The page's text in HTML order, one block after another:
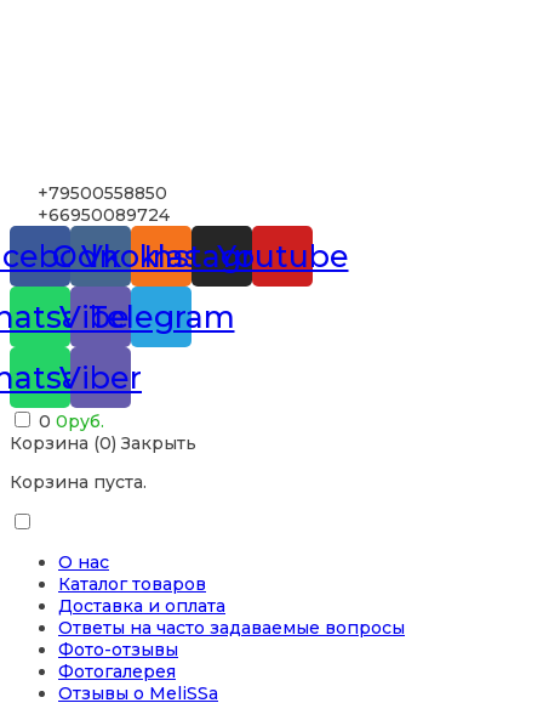
+79500558850
+66950089724
Vk
Odnoklassniki
Instagram
Youtube
Viber
Telegram
Viber
0 0руб.
Корзина (0) Закрыть
Корзина пуста.
О нас
Каталог товаров
Доставка и оплата
Ответы на часто задаваемые вопросы
Фото-отзывы
Фотогалерея
Отзывы о MeliSSa